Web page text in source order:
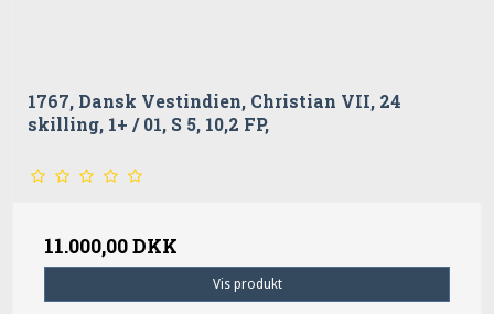
1767, Dansk Vestindien, Christian VII, 24
skilling, 1+ / 01, S 5, 10,2 FP,
11.000,00 DKK
Vis produkt